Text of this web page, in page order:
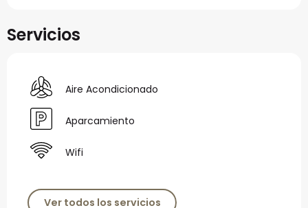
Servicios
Aire Acondicionado
Aparcamiento
Wifi
Ver todos los servicios